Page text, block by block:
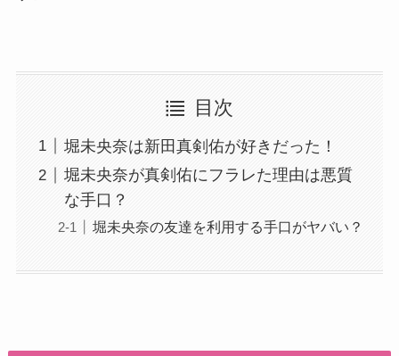
目次
堀未央奈は新田真剣佑が好きだった！
堀未央奈が真剣佑にフラレた理由は悪質
な手口？
堀未央奈の友達を利用する手口がヤバい？